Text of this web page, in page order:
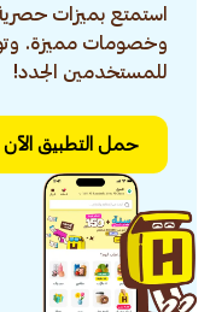
استمتع بميزات
وخصومات مميزة.
للمستخدمين الجدد!
حمل التطبيق الآن